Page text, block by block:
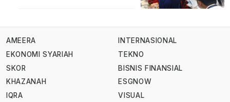
AMEERA
EKONOMI SYARIAH
SKOR
KHAZANAH
IQRA
INTERNASIONAL
TEKNO
BISNIS FINANSIAL
ESGNOW
VISUAL